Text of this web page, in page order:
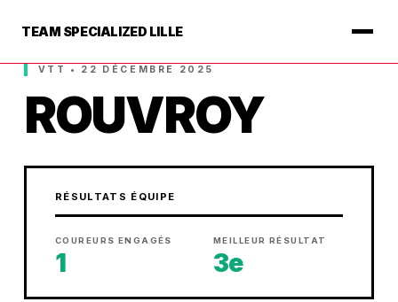
TEAM SPECIALIZED LILLE
VTT • 22 DÉCEMBRE 2025
ROUVROY
RÉSULTATS ÉQUIPE
COUREURS ENGAGÉS
1
MEILLEUR RÉSULTAT
3e